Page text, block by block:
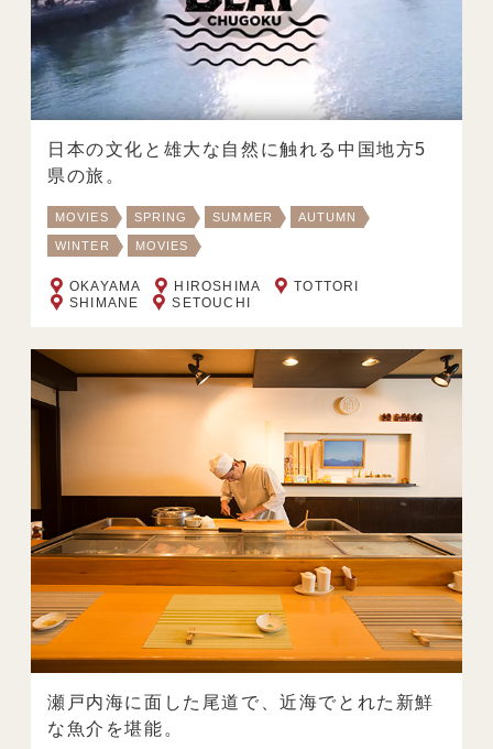
日本の文化と雄大な自然に触れる中国地方5
県の旅。
MOVIES SPRING SUMMER AUTUMN
WINTER MOVIES
OKAYAMA HIROSHIMA
TOTTORI
SHIMANE
SETOUCHI
瀬戸内海に面した尾道で、近海でとれた新鮮
な魚介を堪能。